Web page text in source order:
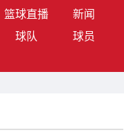
篮球直播
新闻
球队
球员